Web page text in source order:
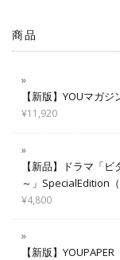
商品
【新版】YOUマガ
¥11,920
【新品】ドラマ「
～」SpecialEdition
¥4,800
【新版】